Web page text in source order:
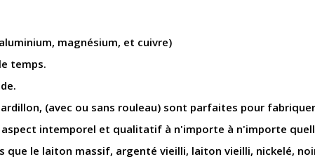
magnésium, et cuivre)
temps.
(avec ou sans rouleau) sont parfaites pour
intemporel et qualitatif à n'importe à n'importe
le laiton massif, argenté vieilli, laiton vieilli, nickelé,